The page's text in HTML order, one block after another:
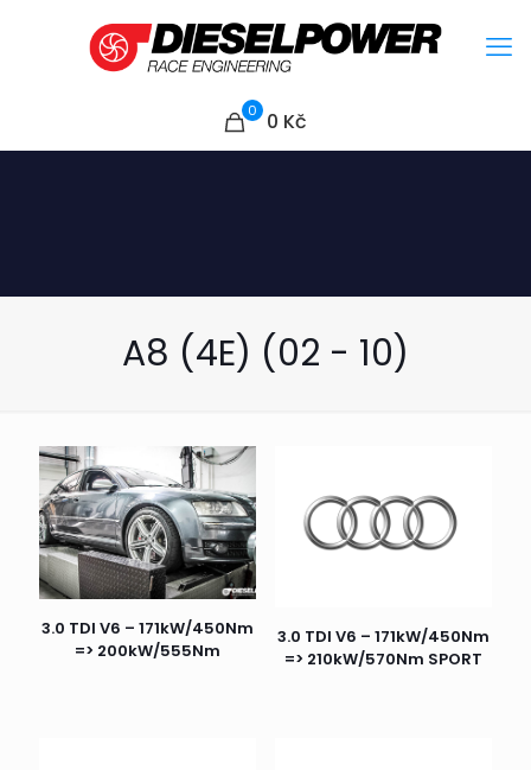
0 0 Kč
A8 (4E) (02 - 10)
3.0 TDI V6 – 171kW/450Nm
=> 200kW/555Nm
3.0 TDI V6 – 171kW/450Nm
=> 210kW/570Nm SPORT